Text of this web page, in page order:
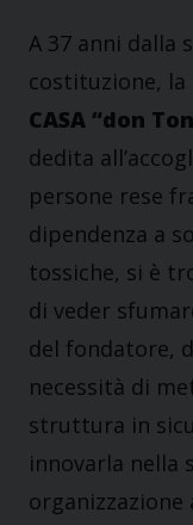
A 37 anni dalla
costituzione, la
CASA “don
dedita
persone rese
dipendenza a
tossiche, si è
di veder
del fondatore,
necessità di
struttura in
innovarla nella
organizzazione